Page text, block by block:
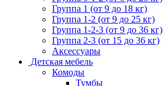
Группа 1 (от 9 до 18 кг)
Группа 1-2 (от 9 до 25 кг)
Группа 1-2-3 (от 9 до 36 кг)
Группа 2-3 (от 15 до 36 кг)
Аксессуары
Детская мебель
Комоды
Тумбы